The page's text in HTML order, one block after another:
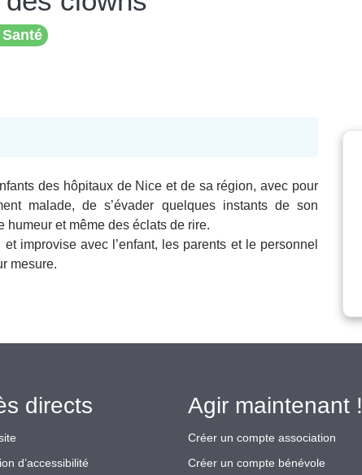
des hôpitaux de Nice et de sa région, avec pour
malade, de s’évader quelques instants de son
et même des éclats de rire.
improvise avec l’enfant, les parents et le personnel
mesure.
directs
d’accessibilité
Agir maintenant !
Créer un compte association
Créer un compte bénévole